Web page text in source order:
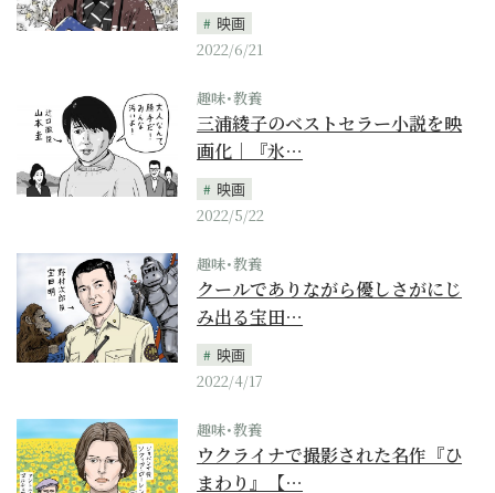
映画
2022/6/21
趣味･教養
三浦綾子のベストセラー小説を映
画化｜『氷…
映画
2022/5/22
趣味･教養
クールでありながら優しさがにじ
み出る宝田…
映画
2022/4/17
趣味･教養
ウクライナで撮影された名作『ひ
まわり』【…